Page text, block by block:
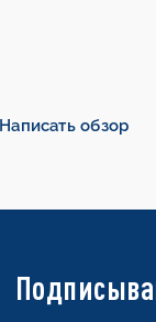
Написать обзор